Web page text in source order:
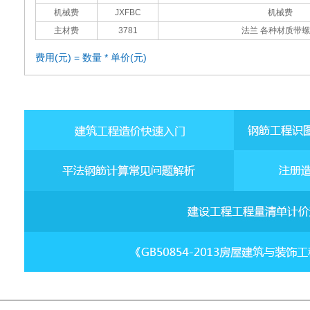
机械费
JXFBC
机械费
主材费
3781 法兰 各种材质带
费用(元) = 数量 * 单价(元)